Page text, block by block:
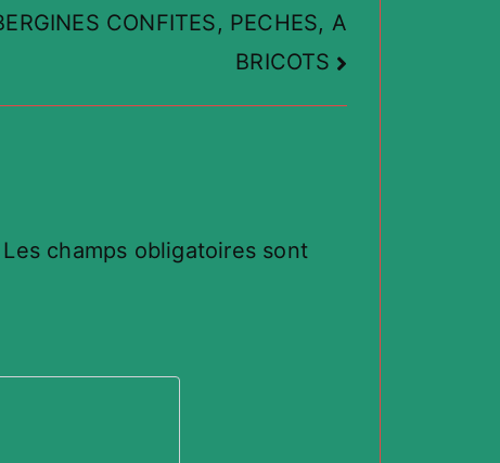
CONFITES, PECHES, A
BRICOTS
Les champs obligatoires sont